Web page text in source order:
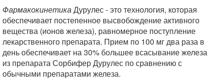
ФармакокинетикаДурулес - это технология, которая
обеспечивает постепенное высвобождение активного
вещества (ионов железа), равномерное поступление
лекарственного препарата. Прием по 100 мг два раза в
день обеспечивает на 30% большее всасывание железа
из препарата Сорбифер Дурулес по сравнению с
обычными препаратами железа.